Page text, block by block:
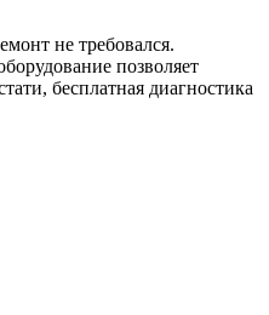
не требовался.
позволяет
бесплатная диагностика